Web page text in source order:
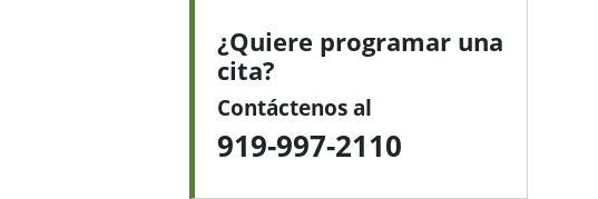
¿Quiere programar una
cita?
Contáctenos al
919-997-2110